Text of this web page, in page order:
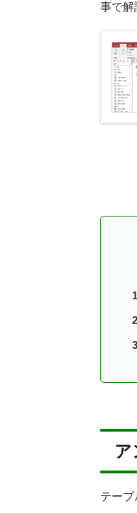
事で解
ア
テーブ